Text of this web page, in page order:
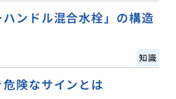
ンドル混合水栓」の構造
知識
険なサインとは